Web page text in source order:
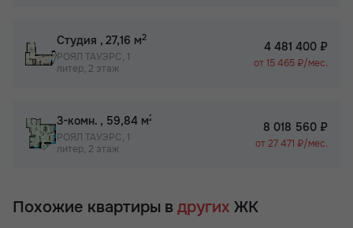
Студия , 27,16 м2
РОЯЛ ТАУЭРС, 1
литер, 2 этаж
4 481 400 ₽
от 15 465 ₽/мес.
3-комн. , 59,84 м2
РОЯЛ ТАУЭРС, 1
литер, 2 этаж
8 018 560 ₽
от 27 471 ₽/мес.
Похожие квартиры в других ЖК